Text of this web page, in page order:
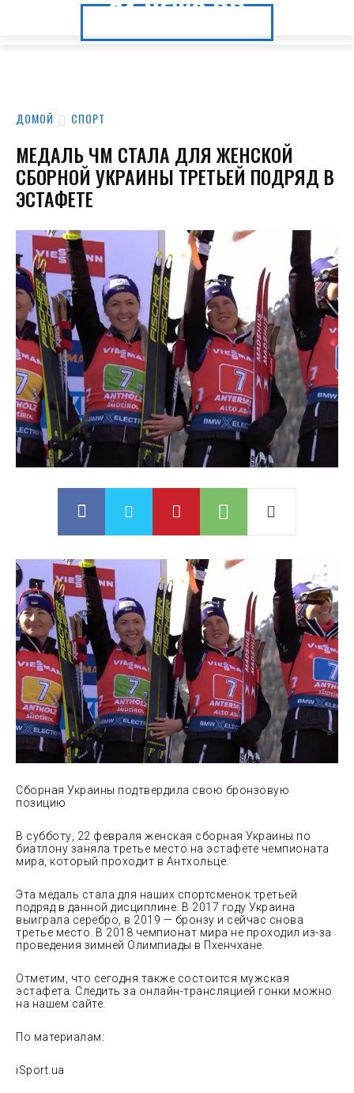
24.NEWS.DP
24.NEWS.DP
ДОМОЙ СПОРТ
МЕДАЛЬ ЧМ СТАЛА ДЛЯ ЖЕНСКОЙ
СБОРНОЙ УКРАИНЫ ТРЕТЬЕЙ ПОДРЯД В
ЭСТАФЕТЕ
Сборная Украины подтвердила свою бронзовую
позицию
В субботу, 22 февраля женская сборная Украины по
биатлону заняла третье место на эстафете чемпионата
мира, который проходит в Антхольце.
Эта медаль стала для наших спортсменок третьей
подряд в данной дисциплине. В 2017 году Украина
выиграла серебро, в 2019 — бронзу и сейчас снова
третье место. В 2018 чемпионат мира не проходил из-за
проведения зимней Олимпиады в Пхенчхане.
Отметим, что сегодня также состоится мужская
эстафета. Следить за онлайн-трансляцией гонки можно
на нашем сайте.
По материалам:
iSport.ua